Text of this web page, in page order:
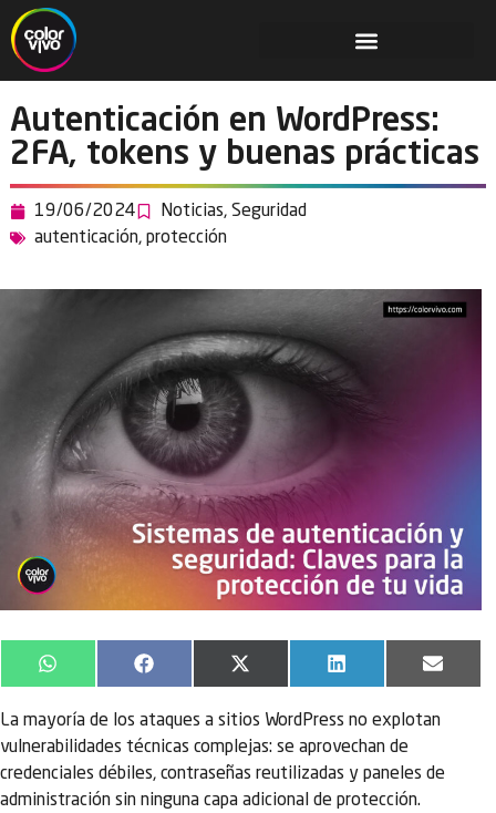
Autenticación en WordPress:
2FA, tokens y buenas prácticas
19/06/2024 Noticias, Seguridad
autenticación, protección
WhatsApp Facebook
X
(Twitter)
LinkedIn Email
La mayoría de los ataques a sitios WordPress no explotan
vulnerabilidades técnicas complejas: se aprovechan de
credenciales débiles, contraseñas reutilizadas y paneles de
administración sin ninguna capa adicional de protección.